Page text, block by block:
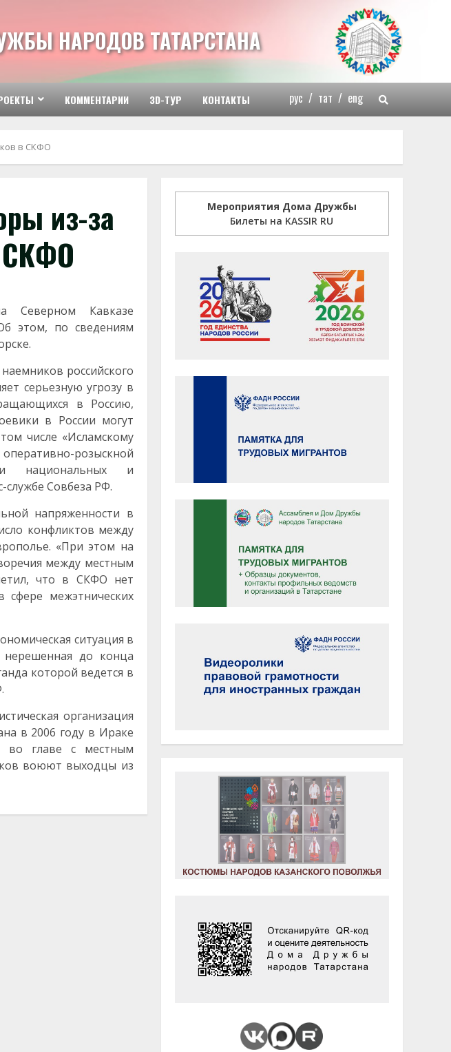
НАРОДОВ ТАТАРСТАНА
КОММЕНТАРИИ 3D-ТУР КОНТАКТЫ рус / тат / eng
в СКФО
из-за
СКФО
Северном Кавказе
этом, по сведениям
российского
серьезную угрозу в
в Россию,
в России могут
числе «Исламскому
розыскной
национальных и
Совбеза РФ.
напряженности в
конфликтов между
«При этом на
между местным
что в СКФО нет
межэтнических
ситуация в
нерешенная до конца
которой ведется в
организация
в 2006 году в Ираке
во главе с местным
воюют выходцы из
Мероприятия Дома Дружбы
Билеты на KASSIR RU